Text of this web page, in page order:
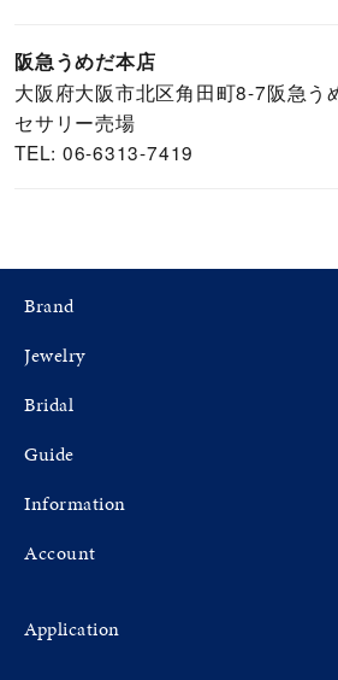
阪急うめだ本店
大阪府大阪市北区角田町8-7阪急う
セサリー売場
TEL: 06-6313-7419
Brand
Jewelry
Bridal
Guide
Information
Account
Application